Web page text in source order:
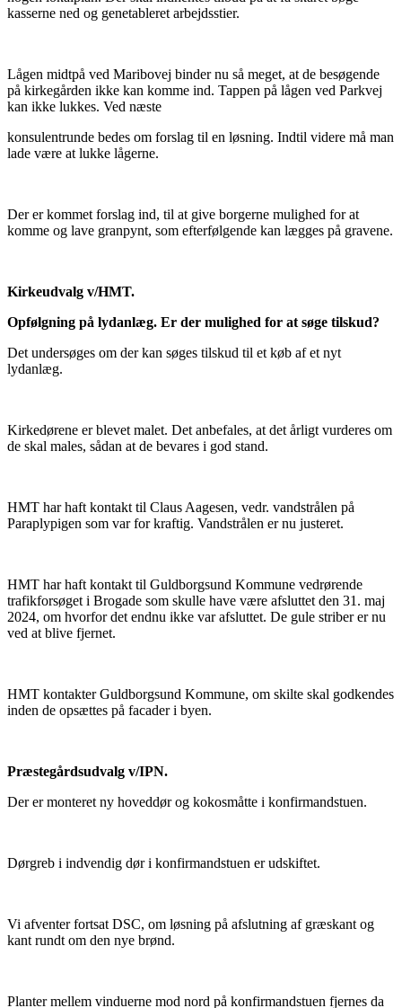
kasserne ned og genetableret arbejdsstier.
Lågen midtpå ved Maribovej binder nu så meget, at de besøgende
på kirkegården ikke kan komme ind. Tappen på lågen ved Parkvej
kan ikke lukkes. Ved næste
konsulentrunde bedes om forslag til en løsning. Indtil videre må man
lade være at lukke lågerne.
Der er kommet forslag ind, til at give borgerne mulighed for at
komme og lave granpynt, som efterfølgende kan lægges på gravene.
Kirkeudvalg v/HMT.
Opfølgning på lydanlæg. Er der mulighed for at søge tilskud?
Det undersøges om der kan søges tilskud til et køb af et nyt
lydanlæg.
Kirkedørene er blevet malet. Det anbefales, at det årligt vurderes om
de skal males, sådan at de bevares i god stand.
HMT har haft kontakt til Claus Aagesen, vedr. vandstrålen på
Paraplypigen som var for kraftig. Vandstrålen er nu justeret.
HMT har haft kontakt til Guldborgsund Kommune vedrørende
trafikforsøget i Brogade som skulle have være afsluttet den 31. maj
2024, om hvorfor det endnu ikke var afsluttet. De gule striber er nu
ved at blive fjernet.
HMT kontakter Guldborgsund Kommune, om skilte skal godkendes
inden de opsættes på facader i byen.
Præstegårdsudvalg v/IPN.
Der er monteret ny hoveddør og kokosmåtte i konfirmandstuen.
Dørgreb i indvendig dør i konfirmandstuen er udskiftet.
Vi afventer fortsat DSC, om løsning på afslutning af græskant og
kant rundt om den nye brønd.
Planter mellem vinduerne mod nord på konfirmandstuen fjernes da